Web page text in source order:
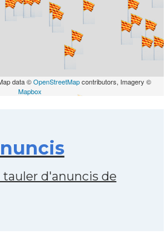
data ©OpenStreetMapcontributors, Imagery ©
Mapbox
tauler d'anuncis de